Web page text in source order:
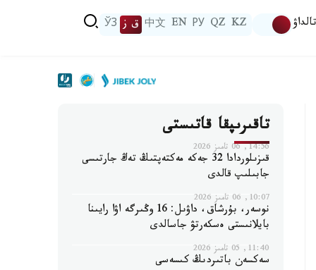
تالداۋ KZ
QZ
РУ
EN
中文 ق ز ЎЗ
تاقىرىپقا قاتىستى
14:56, 06 تامىز 2026
قىزىلوردادا 32 جەكە مەكتەپتىڭ تەڭ جارتىسى
جابىلىپ قالدى
10:07, 06 تامىز 2026
نوسەر، بۇرشاق، داۋىل: 16 وڭىرگە اۋا رايىنا
بايلانىستى ەسكەرتۋ جاسالدى
11:40, 05 تامىز 2026
سەكسەن باتىردىڭ كىسەسى